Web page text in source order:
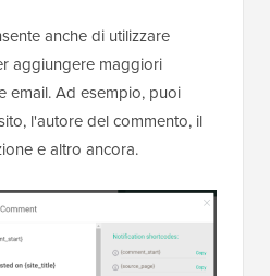
anche di utilizzare
aggiungere maggiori
email. Ad esempio, puoi
l'autore del commento, il
e altro ancora.